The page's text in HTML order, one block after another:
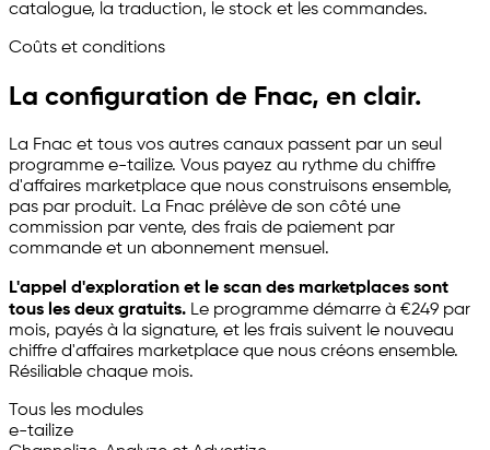
catalogue, la traduction, le stock et les commandes.
Coûts et conditions
La configuration de Fnac, en clair.
La Fnac et tous vos autres canaux passent par un seul
programme e-tailize. Vous payez au rythme du chiffre
d'affaires marketplace que nous construisons ensemble,
pas par produit. La Fnac prélève de son côté une
commission par vente, des frais de paiement par
commande et un abonnement mensuel.
L'appel d'exploration et le scan des marketplaces sont
tous les deux gratuits. Le programme démarre à €249 par
mois, payés à la signature, et les frais suivent le nouveau
chiffre d'affaires marketplace que nous créons ensemble.
Résiliable chaque mois.
Tous les modules
e-tailize